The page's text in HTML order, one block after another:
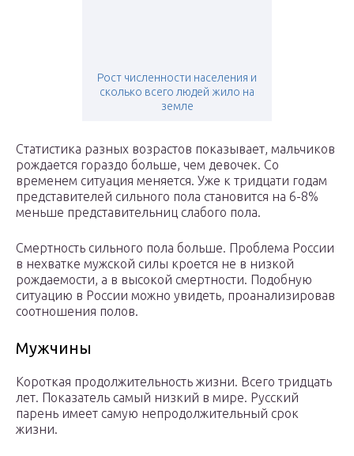
Рост численности населения и
сколько всего людей жило на
земле
Статистика разных возрастов показывает, мальчиков
рождается гораздо больше, чем девочек. Со
временем ситуация меняется. Уже к тридцати годам
представителей сильного пола становится на 6-8%
меньше представительниц слабого пола.
Смертность сильного пола больше. Проблема России
в нехватке мужской силы кроется не в низкой
рождаемости, а в высокой смертности. Подобную
ситуацию в России можно увидеть, проанализировав
соотношения полов.
Мужчины
Короткая продолжительность жизни. Всего тридцать
лет. Показатель самый низкий в мире. Русский
парень имеет самую непродолжительный срок
жизни.